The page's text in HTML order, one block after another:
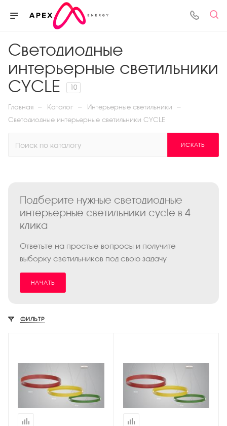
Светодиодные
интерьерные светильники
CYCLE
10
Главная — Каталог — Интерьерные светильники —
Светодиодные интерьерные светильники CYCLE
ИСКАТЬ
Подберите нужные светодиодные
интерьерные светильники cycle в 4
клика
Ответьте на простые вопросы и получите
выборку светильников под свою задачу
НАЧАТЬ
ФИЛЬТР